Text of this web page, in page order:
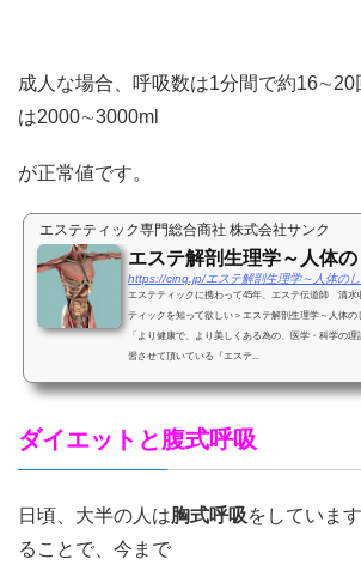
成人な場合、呼吸数は1分間で約16∼20
は2000∼3000ml
が正常値です。
エステティック専門総合商社 株式会社サンク
エステ解剖生理学～人体
https://cinq.jp/エステ解剖生理学～人体の
エステティックに携わって45年、エステ伝道師 清水
ティックを知って欲しい＞エステ解剖生理学～人体の
「より健康で、より美しくある為の、医学・科学の
習させて頂いている『エステ...
ダイエットと腹式呼吸
日頃、大半の人は胸式呼吸をしています
ることで、今まで